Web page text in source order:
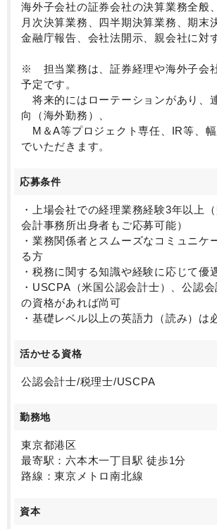
海外子会社の証券会社の決算業務全般
月次決算業務、四半期決算業務、期末
金融庁報告、会社法開示、親会社に対
※ 担当業務は、証券経理や海外子会
予定です。
将来的にはローテーションがあり、
向（海外勤務）、
M＆A等プロジェクト専任、IR等、
でいただきます。
応募条件
・上場会社での経理業務経験3年以上
会計事務所出身者もご応募可能）
・業務関係者とスムーズなコミュニケ
る方
・税務に関する知識や経験に応じて優
・USCPA（米国公認会計士）、公認
の資格があれば尚可
・基礎レベル以上の英語力（読み）は
活かせる資格
公認会計士/税理士/USCPA
勤務地
東京都港区
最寄駅：六本木一丁目駅 徒歩1分
路線：東京メトロ南北線
資本